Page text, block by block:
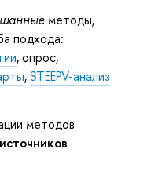
методы,
подхода:
, опрос,
,STEEPV-анализ
методов